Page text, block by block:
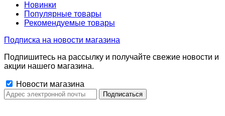
Новинки
Популярные товары
Рекомендуемые товары
Подписка на новости магазина
Подпишитесь на рассылку и получайте свежие новости и
акции нашего магазина.
Новости магазина